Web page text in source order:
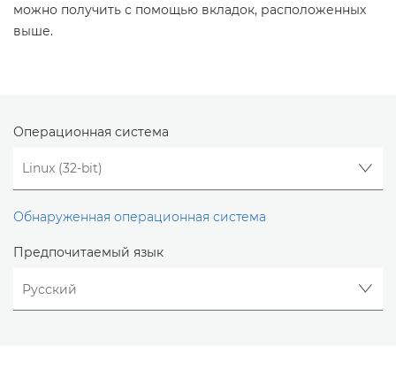
можно получить с помощью вкладок, расположенных
выше.
Операционная система
Обнаруженная операционная система
Предпочитаемый язык